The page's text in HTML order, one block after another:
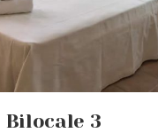
Bilocale 3